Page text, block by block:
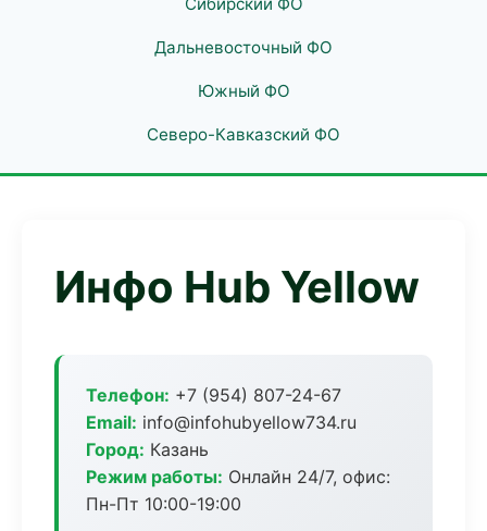
Дальневосточный ФО
Южный ФО
Северо-Кавказский ФО
Инфо Hub Yellow
Телефон: +7 (954) 807-24-67
Email: info@infohubyellow734.ru
Город: Казань
Режим работы: Онлайн 24/7, офис:
Пн-Пт 10:00-19:00